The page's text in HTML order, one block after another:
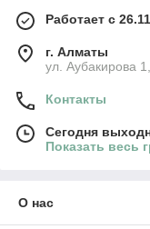
Логистика -
транспортных
занимает не
себя стеновые
Работает с
г. Алматы
ул. Аубакирова
Контакты
Сегодня
Показать весь
О нас